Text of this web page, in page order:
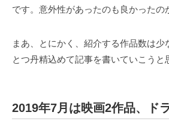
です。意外性があったのも良かったの
まあ、とにかく、紹介する作品数は少
とつ丹精込めて記事を書いていこうと
2019年7月は映画2作品、ド